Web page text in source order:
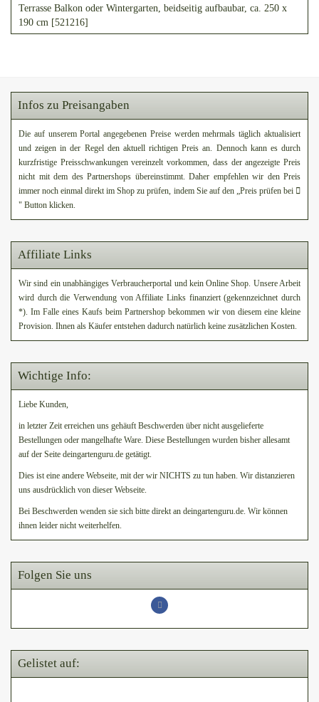
Terrasse Balkon oder Wintergarten, beidseitig aufbaubar, ca. 250 x
190 cm [521216]
Infos zu Preisangaben
Die auf unserem Portal angegebenen Preise werden mehrmals täglich aktualisiert
und zeigen in der Regel den aktuell richtigen Preis an. Dennoch kann es durch
kurzfristige Preisschwankungen vereinzelt vorkommen, dass der angezeigte Preis
nicht mit dem des Partnershops übereinstimmt. Daher empfehlen wir den Preis
immer noch einmal direkt im Shop zu prüfen, indem Sie auf den „Preis prüfen bei
" Button klicken.
Affiliate Links
Wir sind ein unabhängiges Verbraucherportal und kein Online Shop. Unsere Arbeit
wird durch die Verwendung von Affiliate Links finanziert (gekennzeichnet durch
*). Im Falle eines Kaufs beim Partnershop bekommen wir von diesem eine kleine
Provision. Ihnen als Käufer entstehen dadurch natürlich keine zusätzlichen Kosten.
Wichtige Info:
Liebe Kunden,
in letzter Zeit erreichen uns gehäuft Beschwerden über nicht ausgelieferte
Bestellungen oder mangelhafte Ware. Diese Bestellungen wurden bisher allesamt
auf der Seite deingartenguru.de getätigt.
Dies ist eine andere Webseite, mit der wir NICHTS zu tun haben. Wir distanzieren
uns ausdrücklich von dieser Webseite.
Bei Beschwerden wenden sie sich bitte direkt an deingartenguru.de. Wir können
ihnen leider nicht weiterhelfen.
Folgen Sie uns
Gelistet auf: